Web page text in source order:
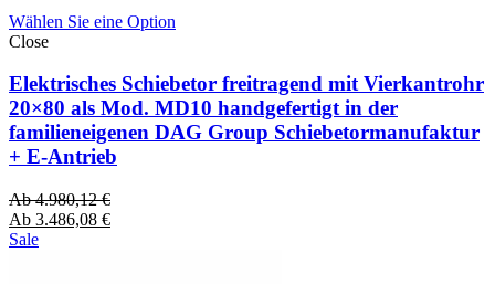
Wählen Sie eine Option
Close
Elektrisches Schiebetor freitragend mit Vierkantrohr
20×80 als Mod. MD10 handgefertigt in der
familieneigenen DAG Group Schiebetormanufaktur
+ E-Antrieb
Ab4.980,12€
Ab 3.486,08 €
Sale